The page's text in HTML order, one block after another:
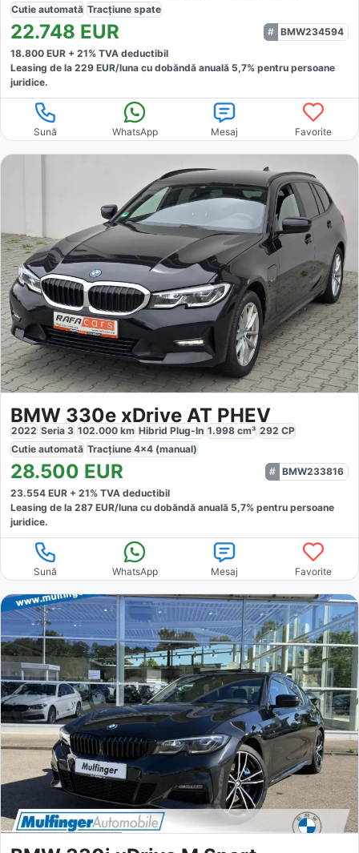
Cutie automată Tracțiune spate
22.748 EUR
BMW234594
18.800 EUR + 21% TVA deductibil
Leasing de la 229 EUR/luna cu dobăndă anuală 5,7% pentru persoane
juridice.
Sună WhatsApp Mesaj Favorite
BMW 330e xDrive AT PHEV
2022 Seria 3 102.000 km Hibrid Plug-In 1.998 cm³ 292 CP
Cutie automată Tracțiune 4x4 (manual)
28.500 EUR
BMW233816
23.554 EUR + 21% TVA deductibil
Leasing de la 287 EUR/luna cu dobăndă anuală 5,7% pentru persoane
juridice.
Sună WhatsApp Mesaj Favorite